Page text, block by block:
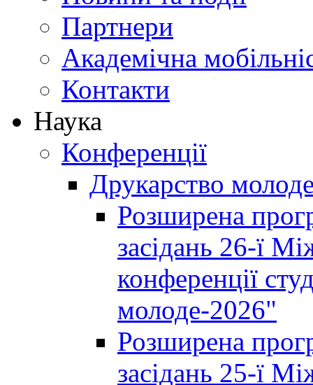
Партнери
Академічна
Контакти
Наука
Конференції
Друкарство
Розширена
засідань 26-ї
конференції
молоде-2026"
Розширена
засідань 25-ї